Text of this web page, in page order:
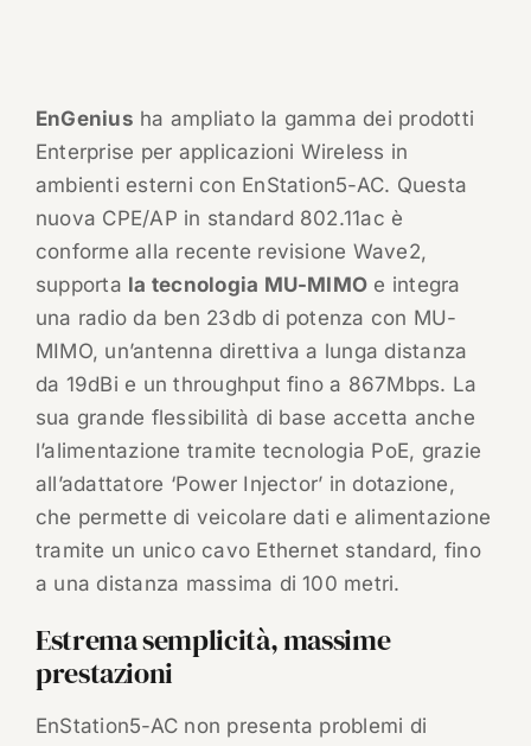
EnGenius ha ampliato la gamma dei prodotti
Enterprise per applicazioni Wireless in
ambienti esterni con EnStation5-AC. Questa
nuova CPE/AP in standard 802.11ac è
conforme alla recente revisione Wave2,
supporta la tecnologia MU-MIMO e integra
una radio da ben 23db di potenza con MU-
MIMO, un’antenna direttiva a lunga distanza
da 19dBi e un throughput fino a 867Mbps. La
sua grande flessibilità di base accetta anche
l’alimentazione tramite tecnologia PoE, grazie
all’adattatore ‘Power Injector’ in dotazione,
che permette di veicolare dati e alimentazione
tramite un unico cavo Ethernet standard, fino
a una distanza massima di 100 metri.
Estrema semplicità, massime
prestazioni
EnStation5-AC non presenta problemi di